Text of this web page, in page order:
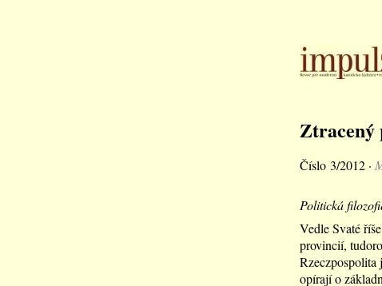
Ztracený
Číslo 3/2012 ·
Politická
Vedle Svaté
provincií,
Rzeczpospolita
opírají o